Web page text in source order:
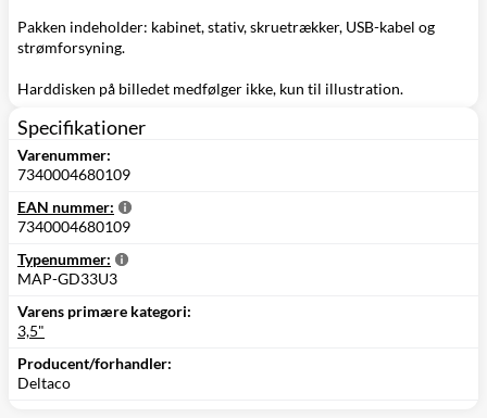
Pakken indeholder: kabinet, stativ, skruetrækker, USB-kabel og
strømforsyning.
Harddisken på billedet medfølger ikke, kun til illustration.
Specifikationer
Varenummer:
7340004680109
EAN nummer:
7340004680109
Typenummer:
MAP-GD33U3
Varens primære kategori:
3,5"
Producent/forhandler:
Deltaco